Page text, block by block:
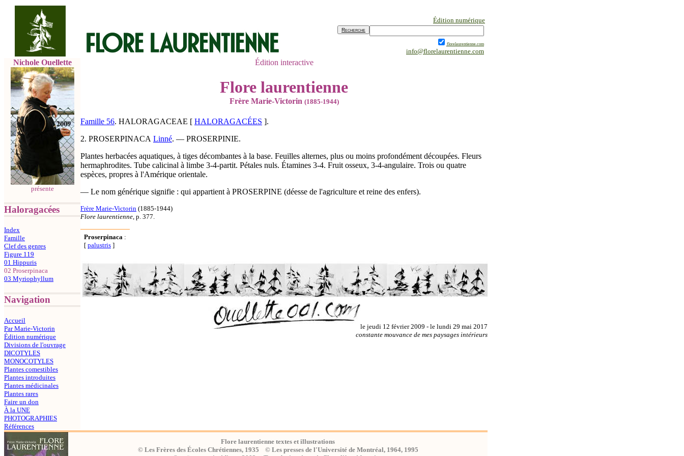
Édition numérique
florelaurentienne.com
info@florelaurentienne.com
Nichole Ouellette
présente
Haloragacées
Index
Famille
Clef des genres
Figure 119
01 Hippuris
02 Proserpinaca
03 Myriophyllum
Navigation
Accueil
Par Marie-Victorin
Édition numérique
Divisions de l'ouvrage
DICOTYLES
MONOCOTYLES
Plantes comestibles
Plantes introduites
Plantes médicinales
Plantes rares
Faire un don
À la UNE
PHOTOGRAPHIES
Références
Édition interactive
Flore laurentienne
Frère Marie-Victorin (1885-1944)
Famille 56. HALORAGACEAE [ HALORAGACÉES ].
2. PROSERPINACA Linné. — PROSERPINIE.
Plantes herbacées aquatiques, à tiges décombantes à la base. Feuilles alternes, plus ou moins profondément découpées. Fleurs
hermaphrodites. Tube calicinal à limbe 3-4-partit. Pétales nuls. Étamines 3-4. Fruit osseux, 3-4-angulaire. Trois ou quatre
espèces, propres à l'Amérique orientale.
— Le nom générique signifie : qui appartient à PROSERPINE (déesse de l'agriculture et reine des enfers).
Frère Marie-Victorin (1885-1944)
Flore laurentienne , p. 377.
Proserpinaca :
[ palustris ]
le jeudi 12 février 2009 - le lundi 29 mai 2017
constante mouvance de mes paysages intérieurs
Flore laurentienne textes et illustrations
© Les Frères des Écoles Chrétiennes, 1935 © Les presses de l'Université de Montréal, 1964, 1995